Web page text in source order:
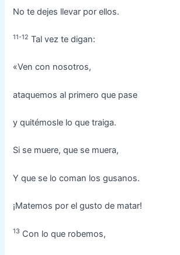
No te dejes llevar por ellos.
11-12 Tal vez te digan:
«Ven con nosotros,
ataquemos al primero que pase
y quitémosle lo que traiga.
Si se muere, que se muera,
Y que se lo coman los gusanos.
¡Matemos por el gusto de matar!
13 Con lo que robemos,